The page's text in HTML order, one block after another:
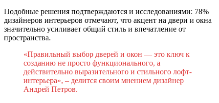
Подобные решения подтверждаются и исследованиями: 78%
дизайнеров интерьеров отмечают, что акцент на двери и окна
значительно усиливает общий стиль и впечатление от
пространства.
«Правильный выбор дверей и окон — это ключ к
созданию не просто функционального, а
действительно выразительного и стильного лофт-
интерьера», – делится своим мнением дизайнер
Андрей Петров.